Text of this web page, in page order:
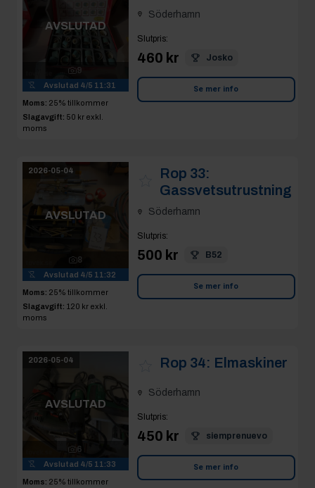
AVSLUTAD
9
Avslutad 4/5 11:31
Moms: 25% tillkommer
Slagavgift: 50 kr exkl.
moms
Söderhamn
Slutpris:
460 kr Josko
Se mer info
2026-05-04
AVSLUTAD
8
Avslutad 4/5 11:32
Moms: 25% tillkommer
Slagavgift: 120 kr exkl.
moms
Rop 33:
Gassvetsutrustning
Söderhamn
Slutpris:
500 kr B52
Se mer info
2026-05-04
AVSLUTAD
6
Avslutad 4/5 11:33
Moms: 25% tillkommer
Rop 34: Elmaskiner
Söderhamn
Slutpris:
450 kr siemprenuevo
Se mer info